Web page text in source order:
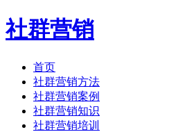
社群营销
首页
社群营销方法
社群营销案例
社群营销知识
社群营销培训